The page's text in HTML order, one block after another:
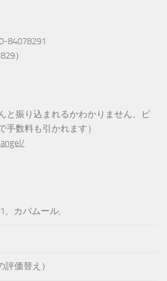
84078291
）
と振り込まれるかわかりません、ビ
手数料も引かれます）
、カバムール,
評価替え）